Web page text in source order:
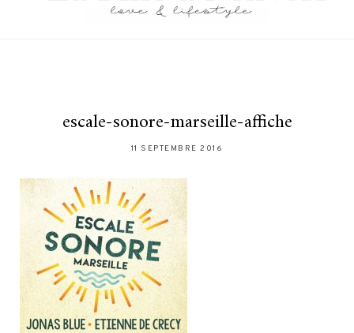
escale-sonore-marseille-affiche
11 SEPTEMBRE 2016